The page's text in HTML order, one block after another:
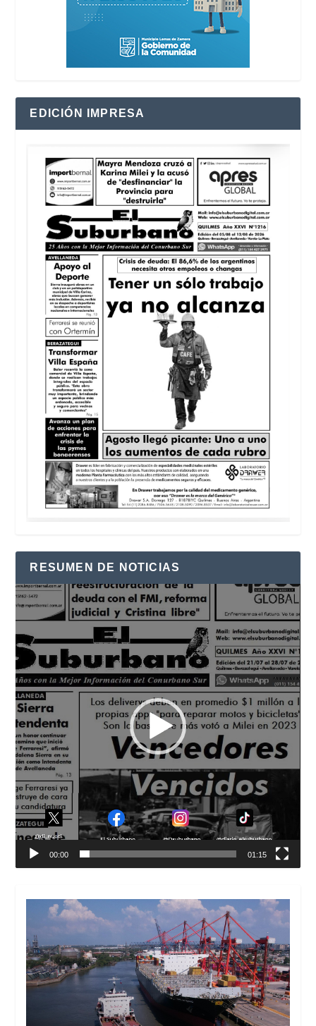
EDICIÓN IMPRESA
RESUMEN DE NOTICIAS
Reproductor
de
vídeo
00:00 01:15